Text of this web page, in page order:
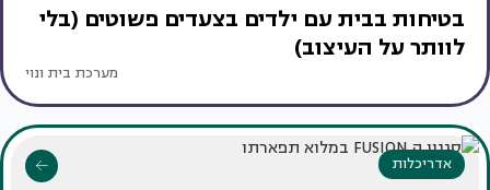
בטיחות בבית עם ילדים בצעדים פשוטים (בלי
לוותר על העיצוב)
מערכת בית ונוי
אדריכלות